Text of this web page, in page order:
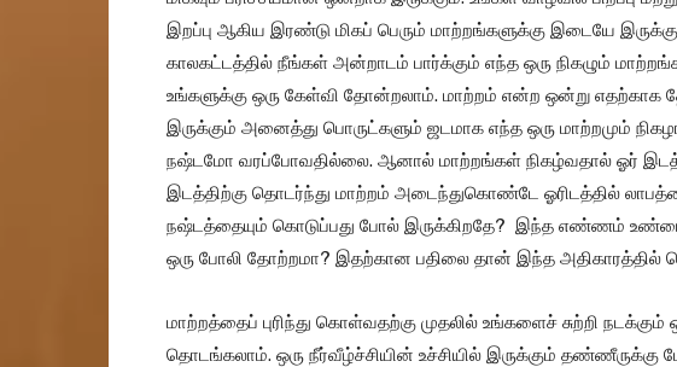
இறப்பு ஆகிய இரண்டு மிகப் பெரும் மாற்றங்களுக்கு இடையே
காலகட்டத்தில் நீங்கள் அன்றாடம் பார்க்கும் எந்த ஒரு நிகழும்
உங்களுக்கு ஒரு கேள்வி தோன்றலாம். மாற்றம் என்ற ஒன்று
இருக்கும் அனைத்து பொருட்களும் ஜடமாக எந்த ஒரு மாற்றமும்
நஷ்டமோ வரப்போவதில்லை. ஆனால் மாற்றங்கள் நிகழ்வதால் ஓர்
இடத்திற்கு தொடர்ந்து மாற்றம் அடைந்துகொண்டே ஓரிடத்தில்
நஷ்டத்தையும் கொடுப்பது போல் இருக்கிறதே? இந்த எண்ணம்
ஒரு போலி தோற்றமா? இதற்கான பதிலை தான் இந்த அதிகாரத்தில்
மாற்றத்தைப் புரிந்து கொள்வதற்கு முதலில் உங்களைச் சுற்றி நடக்கும்
தொடங்கலாம். ஒரு நீர்வீழ்ச்சியின் உச்சியில் இருக்கும் தண்ணீருக்கு